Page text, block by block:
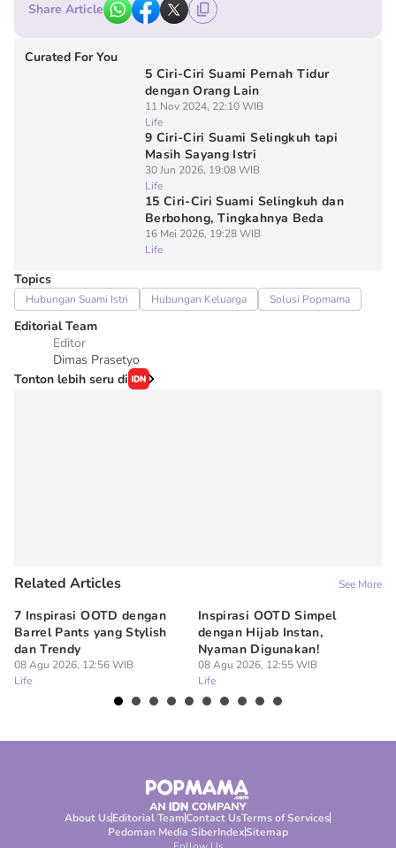
Share Article
Curated For You
5 Ciri-Ciri Suami Pernah Tidur
dengan Orang Lain
11 Nov 2024, 22:10 WIB
Life
9 Ciri-Ciri Suami Selingkuh tapi
Masih Sayang Istri
30 Jun 2026, 19:08 WIB
Life
15 Ciri-Ciri Suami Selingkuh dan
Berbohong, Tingkahnya Beda
16 Mei 2026, 19:28 WIB
Life
Topics
Hubungan Suami Istri Hubungan Keluarga Solusi Popmama
Editorial Team
Editor
Dimas Prasetyo
Tonton lebih seru di
Related Articles See More
7 Inspirasi OOTD dengan
Barrel Pants yang Stylish
dan Trendy
08 Agu 2026, 12:56 WIB
Life
Inspirasi OOTD Simpel
dengan Hijab Instan,
Nyaman Digunakan!
08 Agu 2026, 12:55 WIB
Life
About UsEditorial TeamContact UsTerms of Services
Pedoman Media SiberIndexSitemap